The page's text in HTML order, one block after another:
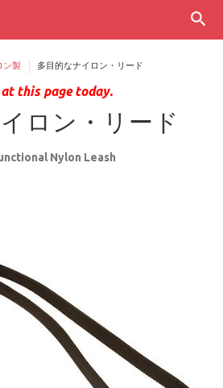
ン製 多目的なナイロン・リード
this page today.
ロン・リード
Nylon Leash